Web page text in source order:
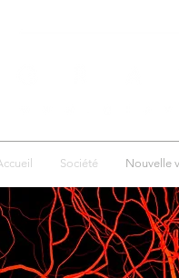
Société Nouvelle